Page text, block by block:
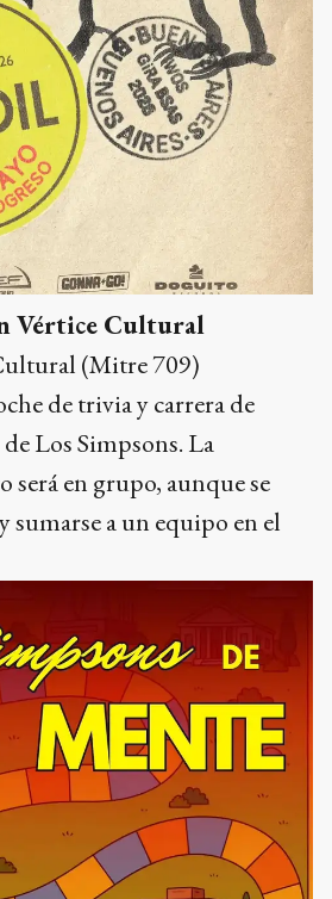
Vértice Cultural
(Mitre 709)
de trivia y carrera de
Los Simpsons. La
será en grupo, aunque se
sumarse a un equipo en el